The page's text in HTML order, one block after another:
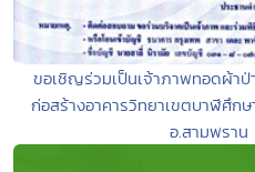
ขอเชิญร่วมเป็นเจ้าภาพทอดผ้า
ก่อสร้างอาคารวิทยาเขตบาฬีศึก
อ.สามพรา